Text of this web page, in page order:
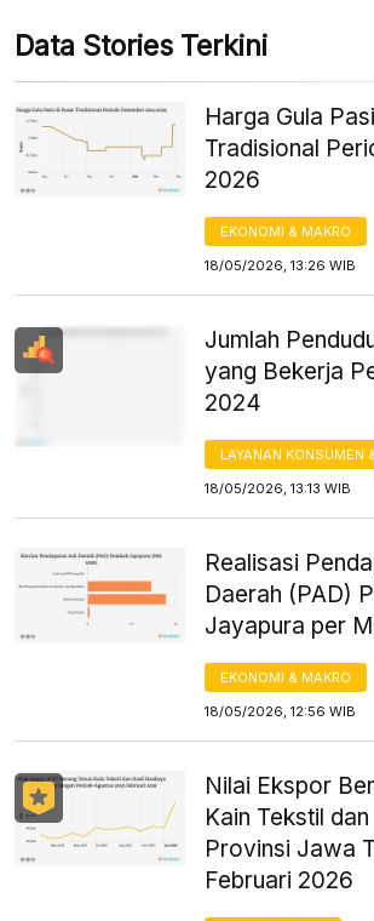
Data Stories Terkini
Harga Gula
Tradisional
2026
EKONOMI & MAKRO
18/05/2026, 13:26 WIB
Jumlah
yang Bekerja
2024
LAYANAN KONSUMEN
18/05/2026, 13:13 WIB
Realisasi
Daerah (PAD)
Jayapura per
EKONOMI & MAKRO
18/05/2026, 12:56 WIB
Nilai Ekspor
Kain Tekstil
Provinsi Jawa
Februari 2026